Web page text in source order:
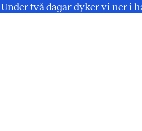
Under två dagar dyker vi ner i